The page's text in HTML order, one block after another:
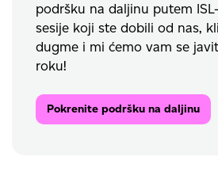
podršku na daljinu putem
sesije koji ste dobili od nas,
dugme i mi ćemo vam se
roku!
Pokrenite podršku na daljinu